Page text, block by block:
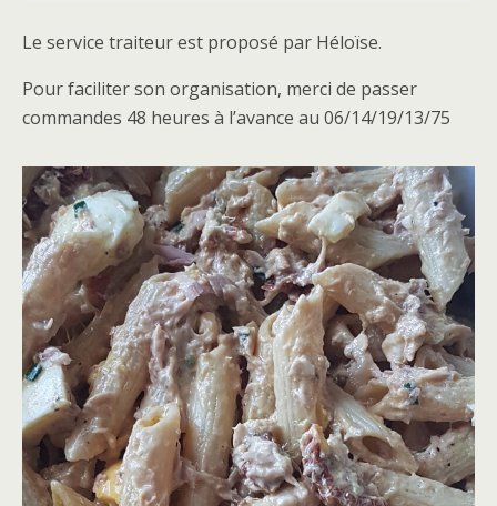
Vous avez quelque chose à fêter
? ou juste pour la gourmandise
Entremet mousse framboise
Entremet mousse passion
poêle à paëlla
Nems maison ( avec feuilles de salade, menthe et sauce
nem) 3.50€ à l’unité
blanc, crevettes), riz 13€/pers
Plat boutchoux: pâtes carbo ou nuggets maisons avec
pommes de terre au four 7€ /pers
Le service traiteur est proposé par Héloïse.
Pour faciliter son organisation, merci de passer
commandes 48 heures à l’avance au 06/14/19/13/75